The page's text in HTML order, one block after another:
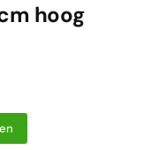
hoog